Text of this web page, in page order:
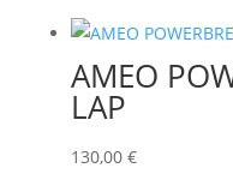
AMEO
LAP
130,00 €